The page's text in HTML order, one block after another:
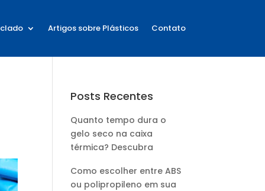
Artigos sobre Plásticos Contato
Posts Recentes
Quanto tempo dura o
gelo seco na caixa
térmica? Descubra
Como escolher entre ABS
ou polipropileno em sua